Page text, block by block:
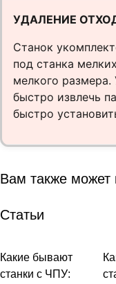
УДАЛЕНИЕ
Станок
под станка
мелкого размера.
быстро извлечь
быстро
Вам также может
Статьи
Какие бывают
станки с ЧПУ: